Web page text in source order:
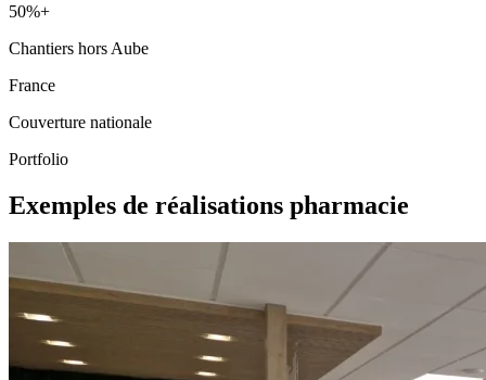
50%+
Chantiers hors Aube
France
Couverture nationale
Portfolio
Exemples de réalisations pharmacie